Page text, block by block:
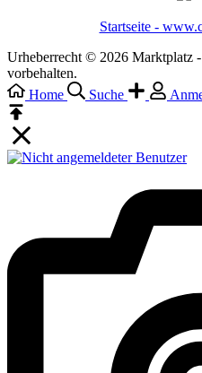
Startseite -
Urheberrecht © 2026 Marktplatz
vorbehalten.
Home
Suche